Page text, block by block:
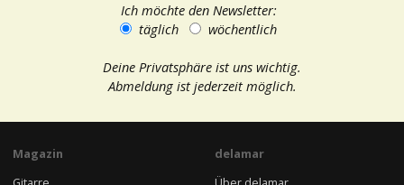
Ich möchte den Newsletter:
täglich
wöchentlich
Deine Privatsphäre ist uns wichtig.
Abmeldung ist jederzeit möglich.
Magazin
delamar